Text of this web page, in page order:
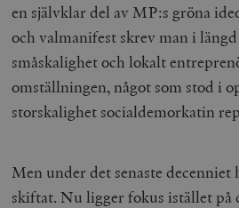
en självklar del av MP:s gröna
och valmanifest skrev man i
småskalighet och lokalt
omställningen, något som stod i
storskalighet socialdemorkatin
Men under det senaste
skiftat. Nu ligger fokus istället på